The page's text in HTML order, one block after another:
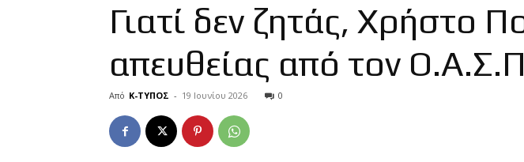
Γιατί δεν ζητάς, Χρήστο
απευθείας από τον
Από Κ-ΤΥΠΟΣ - 19 Ιουνίου 2026 0